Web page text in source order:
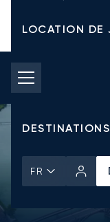
LOCATION DE
TARIFS
JETS PRIVÉS
DESTINATIONS
FR